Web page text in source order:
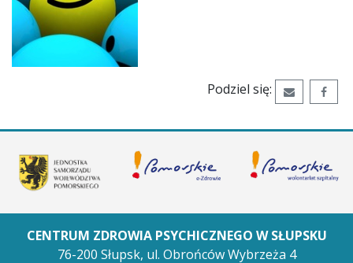
Podziel się: Wyślij
CENTRUM ZDROWIA PSYCHICZNEGO W SŁUPSKU
76-200 Słupsk, ul. Obrońców Wybrzeża 4